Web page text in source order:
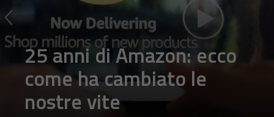
25 anni di Amazon: ecco
come ha cambiato le
nostre vite